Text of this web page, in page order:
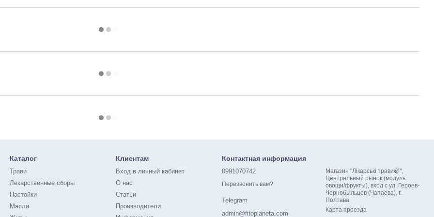
Каталог
Трави
Лекарственные сборы
Настойки
Масла
Клиентам
Вход в личный кабинет
О нас
Статьи
Производители
Контактная информация
0991070742
Перезвонить вам?
Telegram
admin@fitoplaneta.com
Магазин "Лікарські трави🍃",
Центральный рынок (модуль
овощи/фрукты), вход с ул. Героев-
Чернобыльцев (Чапаева), г.
Полтава
Карта проезда